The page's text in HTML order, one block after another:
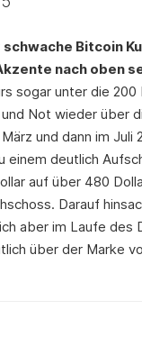
schwache Bitcoin
nach oben
sogar unter die 200
Not wieder über
und dann im Juli
einem deutlich
auf über 480
Darauf
aber im Laufe des
über der Marke